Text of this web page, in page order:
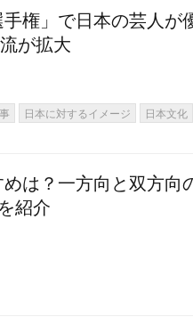
権」で日本の芸人が
が拡大
日本に対するイメージ 日本文化
は？一方向と双方向
紹介